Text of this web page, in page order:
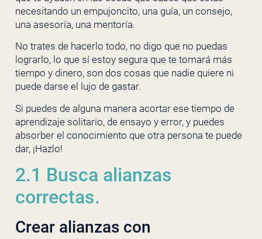
necesitando un empujoncito, una guía, un consejo,
una asesoría, una mentoría.
No trates de hacerlo todo, no digo que no puedas
lograrlo, lo que sí estoy segura que te tomará más
tiempo y dinero, son dos cosas que nadie quiere ni
puede darse el lujo de gastar.
Si puedes de alguna manera acortar ese tiempo de
aprendizaje solitario, de ensayo y error, y puedes
absorber el conocimiento que otra persona te puede
dar, ¡Hazlo!
2.1 Busca alianzas
correctas.
Crear alianzas con